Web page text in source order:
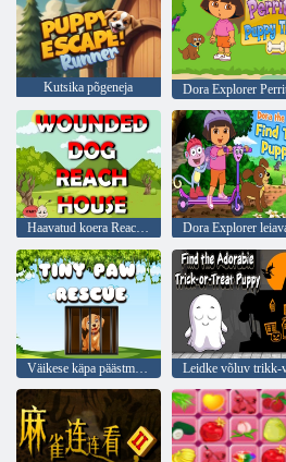
Kutsika põgeneja
Haavatud koera Reach House
Väikese käpa päästmine